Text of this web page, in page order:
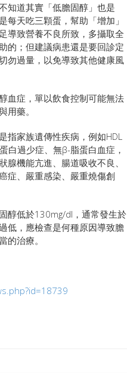
知道其實「低膽固醇」也是
天吃三顆蛋，幫助「增加」
導致營養不良所致，多攝取全
的；但建議病患還是要回診定
勿過量，以免導致其他健康風
血症，單以飲食控制可能無法
藥。
指家族遺傳性疾病，例如HDL
白過少症、無β-脂蛋白血症，
機能亢進、腸道吸收不良、
症、嚴重感染、嚴重燒傷創
醇低於130mg/dl，通常發生於
低，應檢查是何種原因導致膽
治療。